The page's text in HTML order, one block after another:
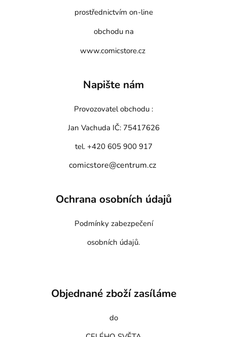
prostřednictvím on-line
obchodu na
www.comicstore.cz
Napište nám
Provozovatel obchodu :
Jan Vachuda IČ: 75417626
tel. +420 605 900 917
comicstore@centrum.cz
Ochrana osobních údajů
Podmínky zabezpečení
osobních údajů.
Objednané zboží zasíláme
do